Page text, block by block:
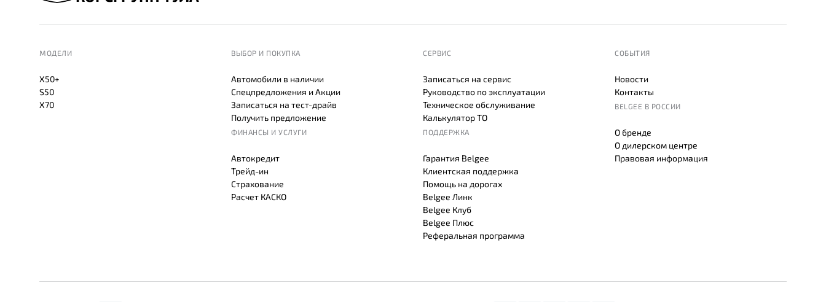
МОДЕЛИ
X50+
S50
X70
ВЫБОР И ПОКУПКА
Автомобили в наличии
Спецпредложения и Акции
Записаться на тест-драйв
Получить предложение
ФИНАНСЫ И УСЛУГИ
Автокредит
Трейд-ин
Страхование
Расчет КАСКО
СЕРВИС
Записаться на сервис
Руководство по эксплуатации
Техническое обслуживание
Калькулятор ТО
ПОДДЕРЖКА
Гарантия Belgee
Клиентская поддержка
Помощь на дорогах
Belgee Линк
Belgee Клуб
Belgee Плюс
Реферальная программа
СОБЫТИЯ
Новости
Контакты
BELGEE В РОССИИ
О бренде
О дилерском центре
Правовая информация